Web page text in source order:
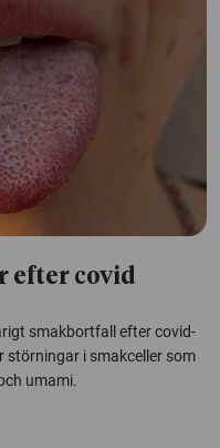
efter covid
smakbortfall efter covid-
störningar i smakceller som
umami.